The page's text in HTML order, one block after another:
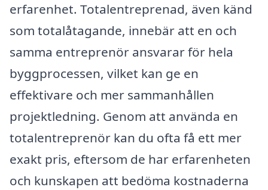
erfarenhet. Totalentreprenad, även känd
som totalåtagande, innebär att en och
samma entreprenör ansvarar för hela
byggprocessen, vilket kan ge en
effektivare och mer sammanhållen
projektledning. Genom att använda en
totalentreprenör kan du ofta få ett mer
exakt pris, eftersom de har erfarenheten
och kunskapen att bedöma kostnaderna